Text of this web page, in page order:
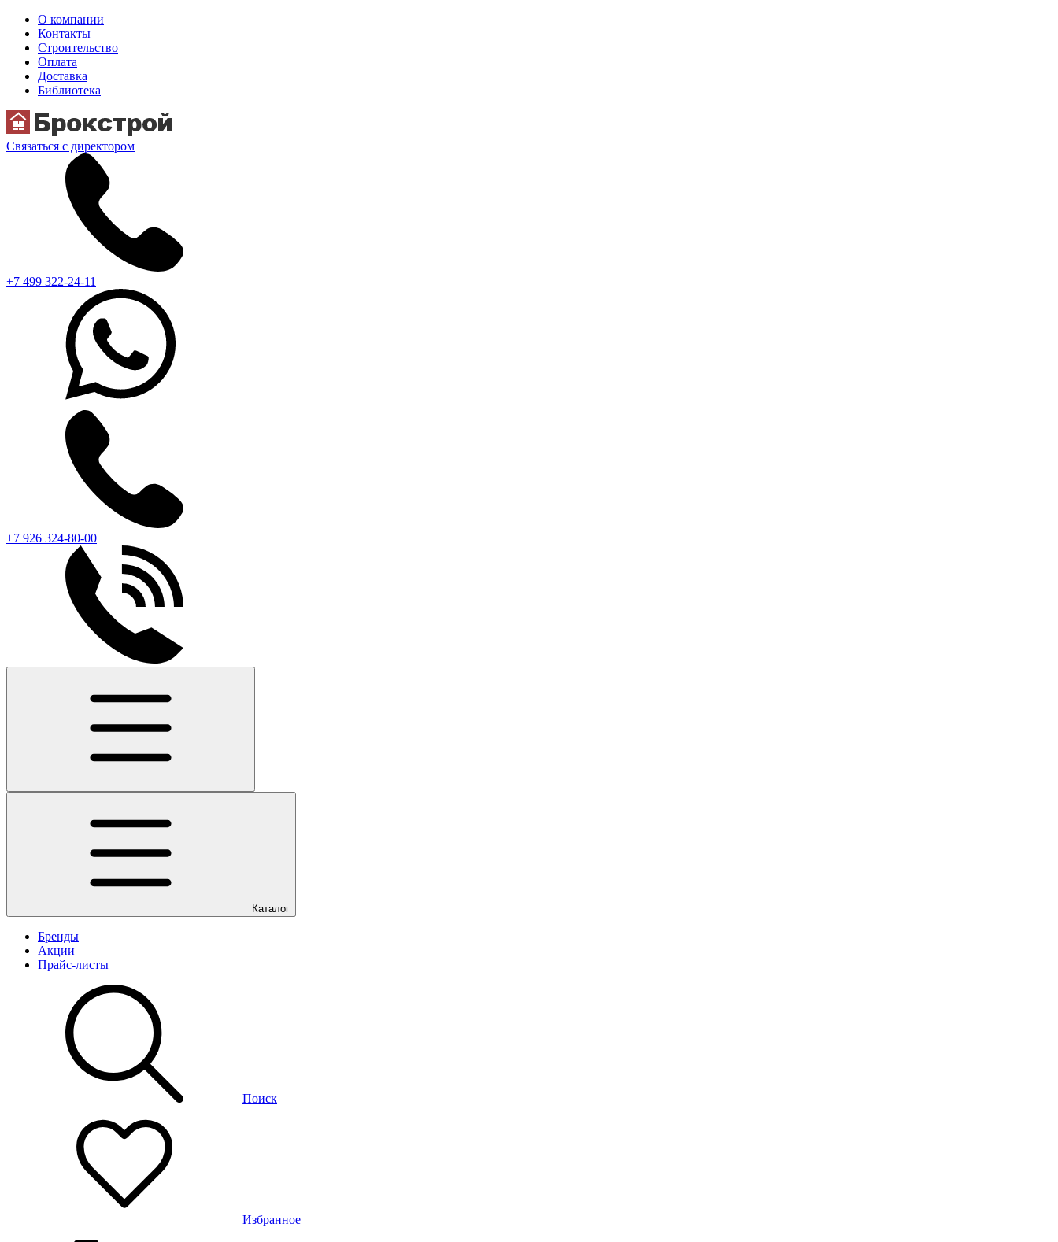
О компании
Контакты
Строительство
Оплата
Доставка
Библиотека
Связаться с директором
+7 499 322-24-11
+7 926 324-80-00
Каталог
Бренды
Акции
Прайс-листы
Поиск
Избранное